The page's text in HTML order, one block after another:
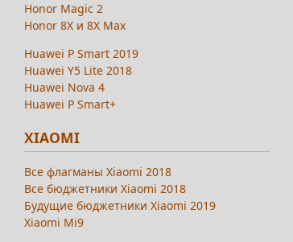
Honor Magic 2
Honor 8X и 8X Max
Huawei P Smart 2019
Huawei Y5 Lite 2018
Huawei Nova 4
Huawei P Smart+
XIAOMI
Все флагманы Xiaomi 2018
Все бюджетники Xiaomi 2018
Будущие бюджетники Xiaomi 2019
Xiaomi Mi9